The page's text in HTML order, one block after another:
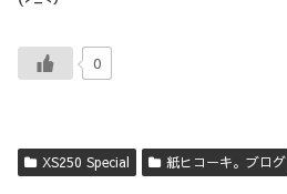
0
XS250 Special 紙ヒコーキ。ブログ